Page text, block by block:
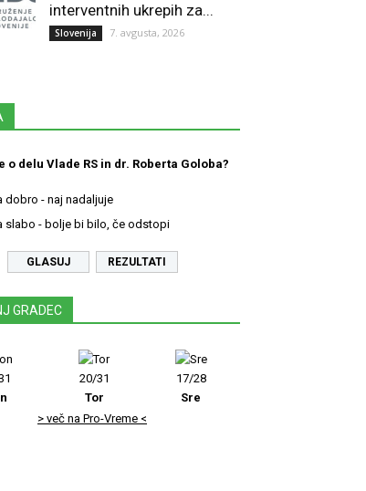
interventnih ukrepih za...
Slovenija 7. avgusta, 2026
o delu Vlade RS in dr. Roberta Goloba?
dobro - naj nadaljuje
slabo - bolje bi bilo, če odstopi
REZULTATI
GRADEC
20/31
Tor
17/28
Sre
> več na Pro-Vreme <